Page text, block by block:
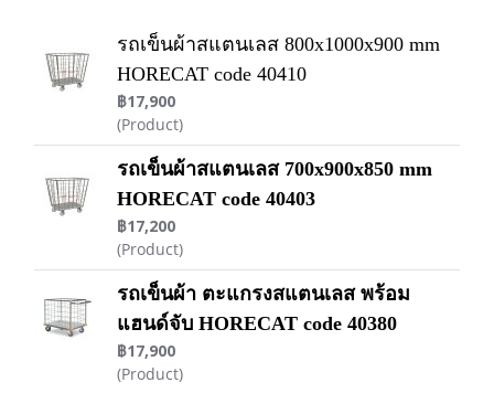
รถเข็นผ้าสแตนเลส 800x1000x900 mm
HORECAT code 40410
฿17,900
(Product)
รถเข็นผ้าสแตนเลส 700x900x850 mm
HORECAT code 40403
฿17,200
(Product)
รถเข็นผ้า ตะแกรงสแตนเลส พร้อม
แฮนด์จับ HORECAT code 40380
฿17,900
(Product)